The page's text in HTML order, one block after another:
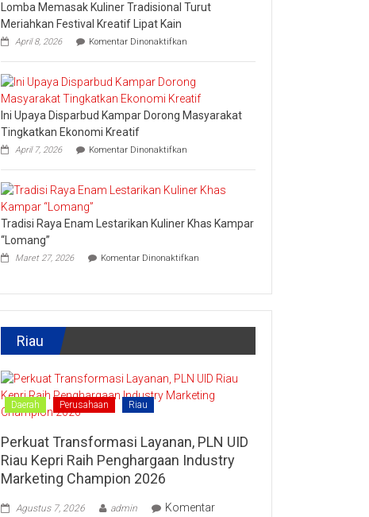
Ajang
Apresiasi
Pokdarwis
Lomba Memasak Kuliner Tradisional Turut
Meriahkan Festival Kreatif Lipat Kain
April 8, 2026 Komentar Dinonaktifkan
Memasak
Tradisional
Turut
Meriahkan
Ini Upaya Disparbud Kampar Dorong Masyarakat
Tingkatkan Ekonomi Kreatif
April 7, 2026 Komentar Dinonaktifkan
Upaya
Disparbud
Kampar
Masyarakat
Kreatif
Tradisi Raya Enam Lestarikan Kuliner Khas Kampar
“Lomang”
Maret 27, 2026 Komentar Dinonaktifkan
Enam
Khas
“Lomang”
Riau
Daerah Perusahaan Riau
Perkuat Transformasi Layanan, PLN UID
Riau Kepri Raih Penghargaan Industry
Marketing Champion 2026
Agustus 7, 2026 admin
Komentar